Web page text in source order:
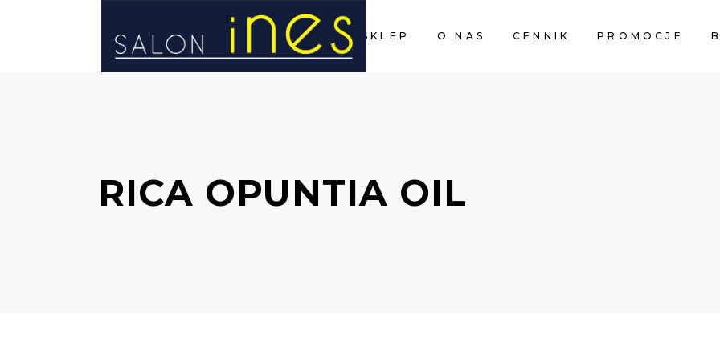
STRONA GŁÓWNA SKLEP O NAS CENNIK PROMOCJE
RICA OPUNTIA OIL